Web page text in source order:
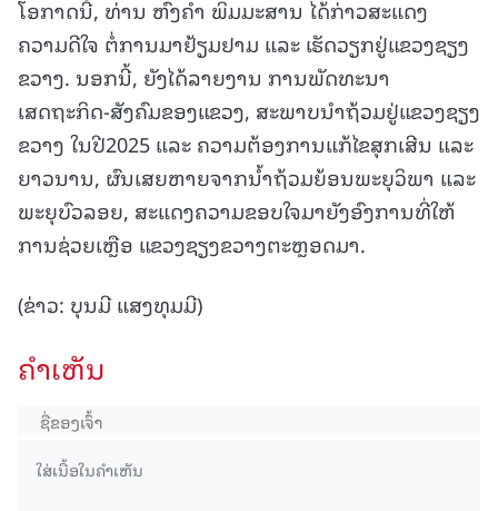
ໂອກາດນີ້, ທ່ານ ຫົງຄຳ ພິມມະສານ ໄດ້ກ່າວສະແດງ
ຄວາມດີໃຈ ຕໍ່ການມາຢ້ຽມຢາມ ແລະ ເຮັດວຽກຢູ່ແຂວງຊຽງ
ຂວາງ. ນອກນີ້, ຍັງໄດ້ລາຍງານ ການພັດທະນາ
ເສດຖະກິດ-ສັງຄົມຂອງແຂວງ, ສະພາບນຳຖ້ວມຢູ່ແຂວງຊຽງ
ຂວາງ ໃນປີ2025 ແລະ ຄວາມຕ້ອງການແກ້ໄຂສຸກເສີນ ແລະ
ຍາວນານ, ຜົນເສຍຫາຍຈາກນ້ຳຖ້ວມຍ້ອນພະຍຸວິພາ ແລະ
ພະຍຸບົວລອຍ, ສະແດງຄວາມຂອບໃຈມາຍັງອົງການທີ່ໃຫ້
ການຊ່ວຍເຫຼືອ ແຂວງຊຽງຂວາງຕະຫຼອດມາ.
(ຂ່າວ: ບຸນມີ ແສງທຸມມີ)
ຄໍາເຫັນ